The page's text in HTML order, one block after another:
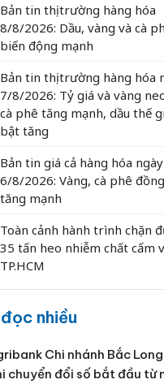
Bản tin thị trường hàng hóa
8/8/2026: Dầu, vàng và cà
biến động mạnh
Bản tin thị trường hàng hóa
7/8/2026: Tỷ giá và vàng
cà phê tăng mạnh, dầu thế
bật tăng
Bản tin giá cả hàng hóa ngày
6/8/2026: Vàng, cà phê
tăng mạnh
Toàn cảnh hành trình chặn
35 tấn heo nhiễm chất cấm
TP.HCM
nhiều
Chi nhánh Bắc Long
chuyển đổi số bắt đầu từ